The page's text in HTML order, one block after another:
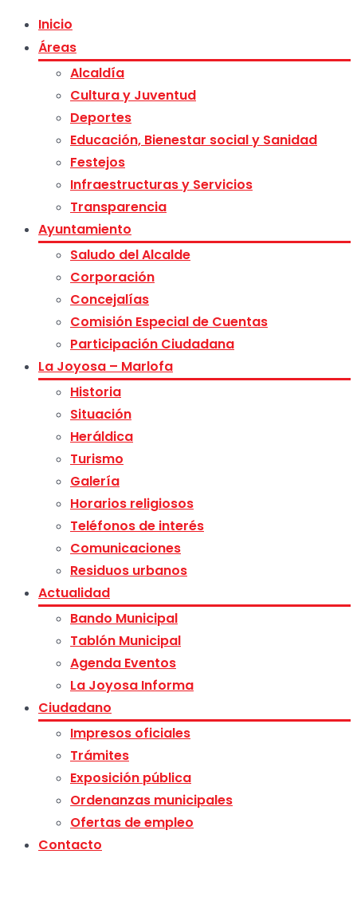
Inicio
Áreas
Alcaldía
Cultura y Juventud
Deportes
Educación, Bienestar social y Sanidad
Festejos
Infraestructuras y Servicios
Transparencia
Ayuntamiento
Saludo del Alcalde
Corporación
Concejalías
Comisión Especial de Cuentas
Participación Ciudadana
La Joyosa – Marlofa
Historia
Situación
Heráldica
Turismo
Galería
Horarios religiosos
Teléfonos de interés
Comunicaciones
Residuos urbanos
Actualidad
Bando Municipal
Tablón Municipal
Agenda Eventos
La Joyosa Informa
Ciudadano
Impresos oficiales
Trámites
Exposición pública
Ordenanzas municipales
Ofertas de empleo
Contacto